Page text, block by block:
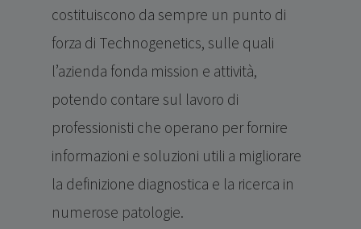
costituiscono da sempre un punto di
forza di Technogenetics, sulle quali
l’azienda fonda mission e attività,
potendo contare sul lavoro di
professionisti che operano per fornire
informazioni e soluzioni utili a migliorare
la definizione diagnostica e la ricerca in
numerose patologie.